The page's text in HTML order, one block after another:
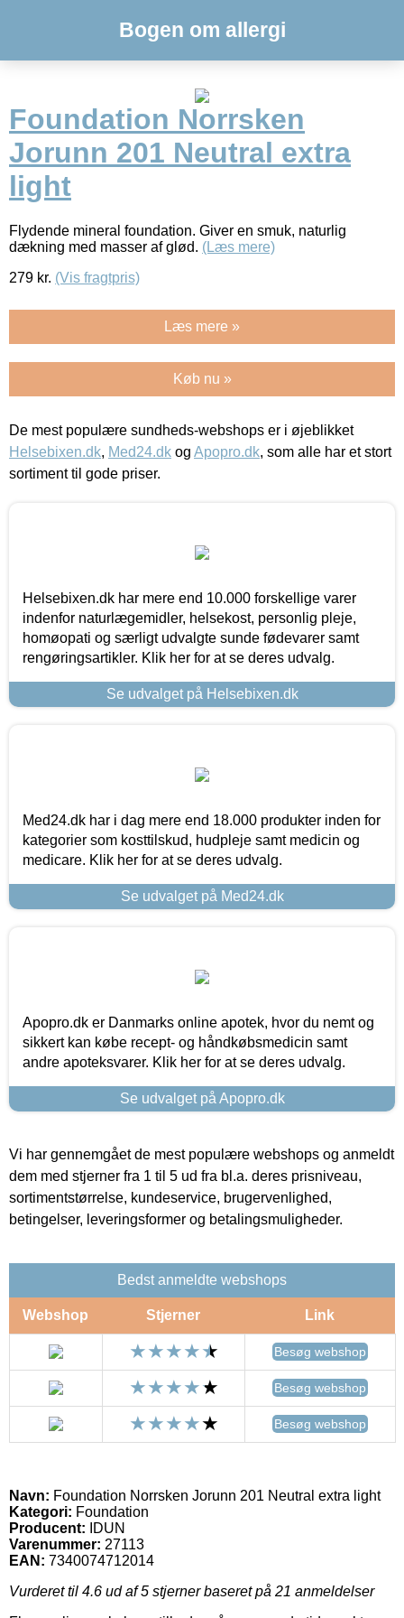
Bogen om allergi
Foundation Norrsken
Jorunn 201 Neutral extra
light
Flydende mineral foundation. Giver en smuk, naturlig
dækning med masser af glød. (Læs mere)
279 kr. (Vis fragtpris)
Læs mere »
Køb nu »
De mest populære sundheds-webshops er i øjeblikket
Helsebixen.dk, Med24.dk og Apopro.dk, som alle har et stort
sortiment til gode priser.
Helsebixen.dk har mere end 10.000 forskellige varer
indenfor naturlægemidler, helsekost, personlig pleje,
homøopati og særligt udvalgte sunde fødevarer samt
rengøringsartikler. Klik her for at se deres udvalg.
Se udvalget på Helsebixen.dk
Med24.dk har i dag mere end 18.000 produkter inden for
kategorier som kosttilskud, hudpleje samt medicin og
medicare. Klik her for at se deres udvalg.
Se udvalget på Med24.dk
Apopro.dk er Danmarks online apotek, hvor du nemt og
sikkert kan købe recept- og håndkøbsmedicin samt
andre apoteksvarer. Klik her for at se deres udvalg.
Se udvalget på Apopro.dk
Vi har gennemgået de mest populære webshops og anmeldt
dem med stjerner fra 1 til 5 ud fra bl.a. deres prisniveau,
sortimentstørrelse, kundeservice, brugervenlighed,
betingelser, leveringsformer og betalingsmuligheder.
Bedst anmeldte webshops
Webshop Stjerner Link
Besøg webshop
Besøg webshop
Besøg webshop
Navn: Foundation Norrsken Jorunn 201 Neutral extra light
Kategori: Foundation
Producent:
IDUN
Varenummer: 27113
EAN: 7340074712014
Vurderet til 4.6 ud af 5 stjerner baseret på 21 anmeldelser